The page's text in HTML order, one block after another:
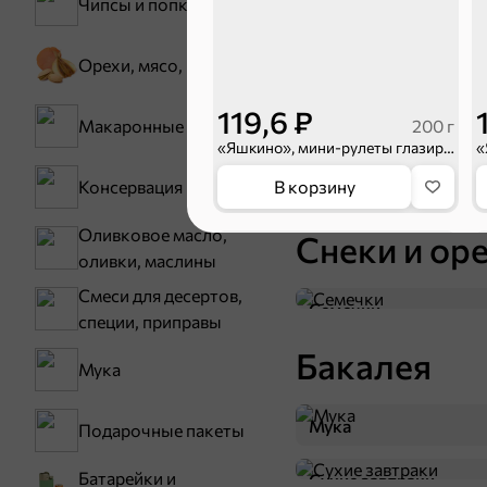
119,6 ₽ 200 г
«Яшкино», мини-рулеты глазированные с солёной карамелью, 200 г
В корзину
Орехи, мясо, рыба
Макаронные изделия
Консервация
Оливковое масло,
оливки, маслины
Смеси для десертов,
специи, приправы
Мука
Подарочные пакеты
Батарейки и
Тараллини
Снеки и
Семечки
Бакалея
Мука
Сухие завтраки